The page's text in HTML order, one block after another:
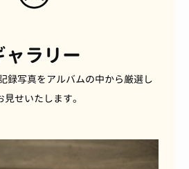
ャラリー
録写真をアルバムの中から厳選し
見せいたします。